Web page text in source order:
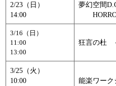
2/23（日）
14:00
夢幻空間
3/16（日）
11:00
13:00
狂言の杜
3/25（火）
10:00
能楽ワーク